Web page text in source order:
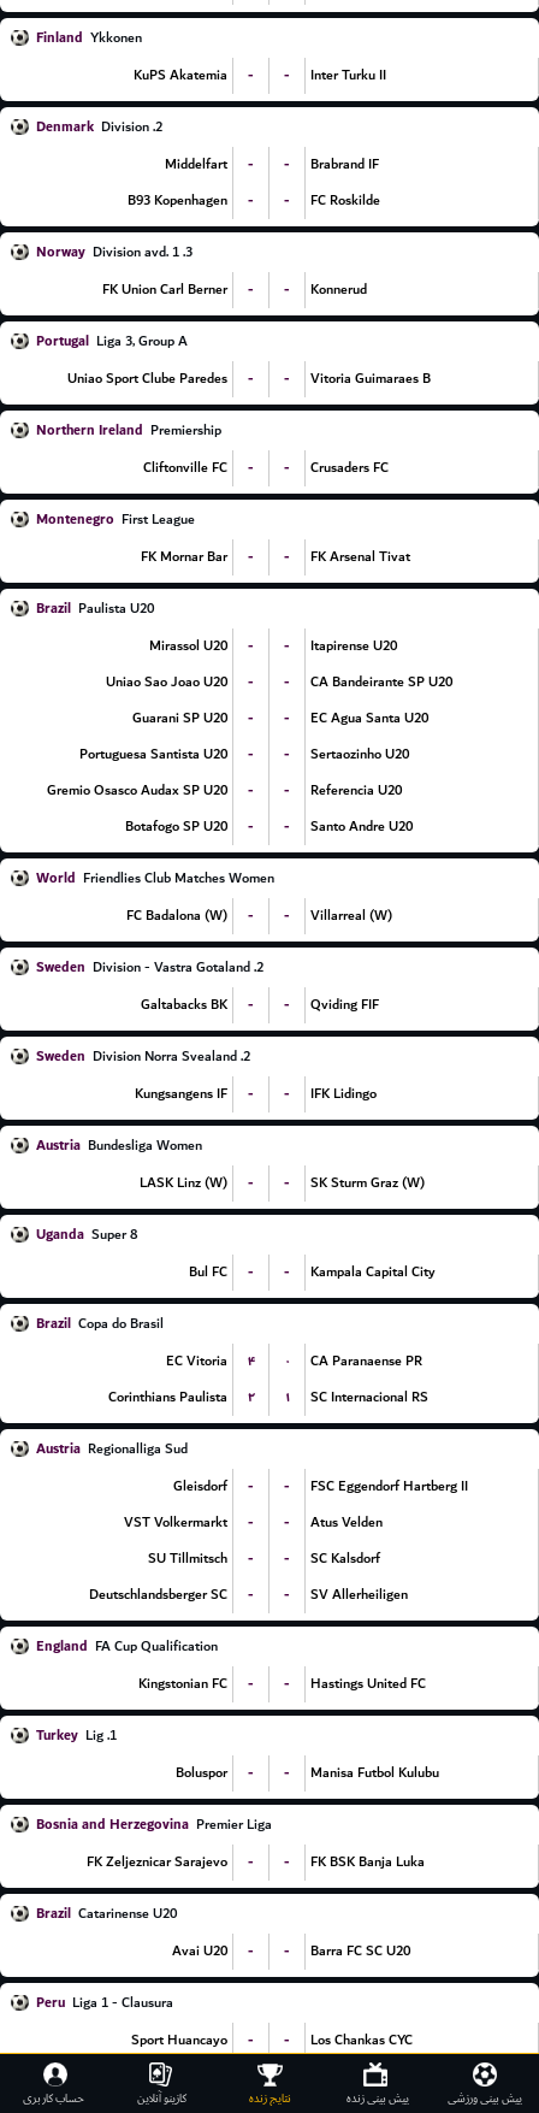
Finland Ykkonen
KuPS Akatemia
- - Inter Turku II
Denmark
2. Division
Middelfart
- -
Brabrand IF
B93 Kopenhagen
- - FC Roskilde
Norway
3. Division avd. 1
FK Union Carl Berner
- - Konnerud
Portugal Liga 3, Group A
Uniao Sport Clube Paredes
- - Vitoria Guimaraes B
Northern Ireland Premiership
Cliftonville FC
- - Crusaders FC
Montenegro First League
FK Mornar Bar
- - FK Arsenal Tivat
Brazil Paulista U20
Mirassol U20
- -
Itapirense U20
Uniao Sao Joao U20
- -
CA Bandeirante SP U20
Guarani SP U20
- -
EC Agua Santa U20
Portuguesa Santista U20
- -
Sertaozinho U20
Gremio Osasco Audax SP U20
- -
Referencia U20
Botafogo SP U20
- - Santo Andre U20
World Friendlies Club Matches Women
FC Badalona (W)
- - Villarreal (W)
Sweden
2. Division - Vastra Gotaland
Galtabacks BK
- - Qviding FIF
Sweden
2. Division Norra Svealand
Kungsangens IF
- - IFK Lidingo
Austria Bundesliga Women
LASK Linz (W)
- - SK Sturm Graz (W)
Uganda Super 8
Bul FC
- - Kampala Capital City
Brazil Copa do Brasil
EC Vitoria
۴ ۰
CA Paranaense PR
Corinthians Paulista
۲ ۱ SC Internacional RS
Austria Regionalliga Sud
Gleisdorf
- -
FSC Eggendorf Hartberg II
VST Volkermarkt
- -
Atus Velden
SU Tillmitsch
- -
SC Kalsdorf
Deutschlandsberger SC
- - SV Allerheiligen
England FA Cup Qualification
Kingstonian FC
- - Hastings United FC
Turkey
1. Lig
Boluspor
- - Manisa Futbol Kulubu
Bosnia and Herzegovina Premier Liga
FK Zeljeznicar Sarajevo
- - FK BSK Banja Luka
Brazil Catarinense U20
Avai U20
- - Barra FC SC U20
Peru Liga 1 - Clausura
Sport Huancayo
- -
Los Chankas CYC
Comerciantes Unidos
Cusco FC
پیش بینی ورزشی پیش بینی زنده نتایج زنده کازینو آنلاین حساب کاربری